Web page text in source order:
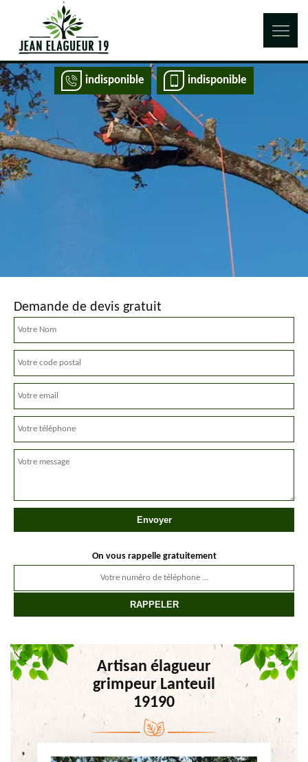
indisponible indisponible
Demande de devis gratuit
On vous rappelle gratuitement
Artisan élagueur
grimpeur Lanteuil
19190